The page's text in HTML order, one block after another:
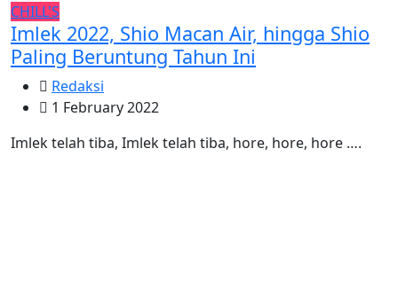
CHILL'S
Imlek 2022, Shio Macan Air, hingga Shio
Paling Beruntung Tahun Ini
Redaksi
1 February 2022
Imlek telah tiba, Imlek telah tiba, hore, hore, hore ….